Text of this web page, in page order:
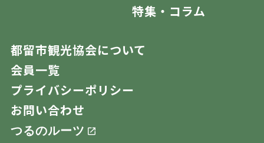
特集・コラム
都留市観光協会について
会員一覧
プライバシーポリシー
お問い合わせ
つるのルーツ